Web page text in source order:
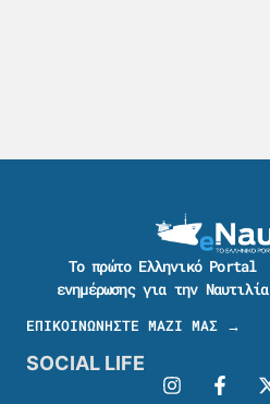
Το πρώτο Ελληνικό Portal
ενημέρωσης για την Ναυτιλία
ΕΠΙΚΟΙΝΩΝΗΣΤΕ ΜΑΖΙ ΜΑΣ →
SOCIAL LIFE